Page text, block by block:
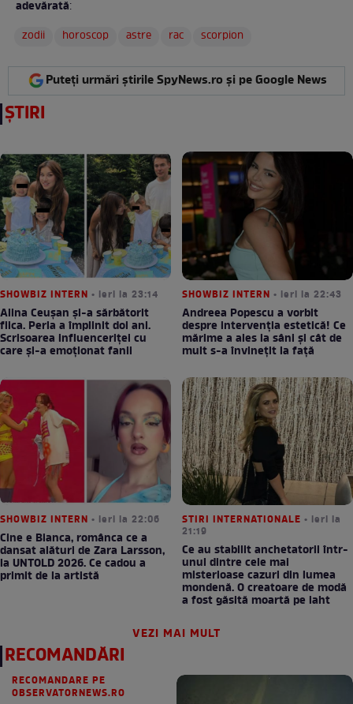
adevărată:
zodii
horoscop astre rac scorpion
Puteți urmări știrile SpyNews.ro și pe Google News
ȘTIRI
SHOWBIZ INTERN • ieri la 23:14
Alina Ceușan și-a sărbătorit
fiica. Perla a împlinit doi ani.
Scrisoarea influenceriței cu
care și-a emoționat fanii
SHOWBIZ INTERN • ieri la 22:43
Andreea Popescu a vorbit
despre intervenția estetică! Ce
mărime a ales la sâni și cât de
mult s-a învinețit la față
SHOWBIZ INTERN • ieri la 22:06
Cine e Bianca, românca ce a
dansat alături de Zara Larsson,
la UNTOLD 2026. Ce cadou a
primit de la artistă
STIRI INTERNATIONALE • ieri la
21:19
Ce au stabilit anchetatorii într-
unul dintre cele mai
misterioase cazuri din lumea
mondenă. O creatoare de modă
a fost găsită moartă pe iaht
VEZI MAI MULT
RECOMANDĂRI
RECOMANDARE PE
OBSERVATORNEWS.RO